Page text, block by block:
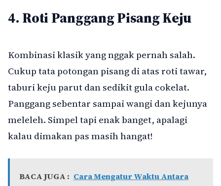
4. Roti Panggang Pisang Keju
Kombinasi klasik yang nggak pernah salah.
Cukup tata potongan pisang di atas roti tawar,
taburi keju parut dan sedikit gula cokelat.
Panggang sebentar sampai wangi dan kejunya
meleleh. Simpel tapi enak banget, apalagi
kalau dimakan pas masih hangat!
BACA JUGA : Cara Mengatur Waktu Antara